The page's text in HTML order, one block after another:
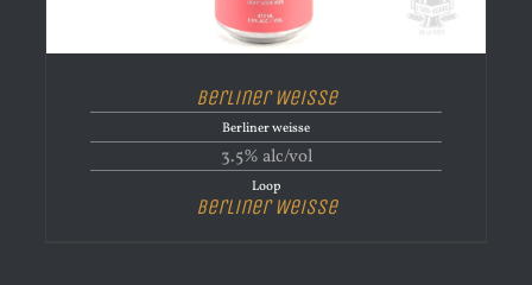
Berliner Weisse
Berliner weisse
3.5% alc/vol
Loop
Berliner Weisse